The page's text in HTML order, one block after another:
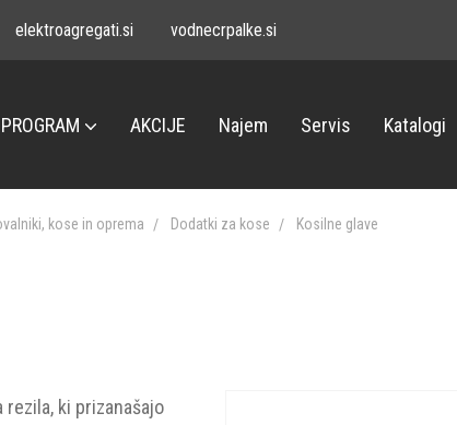
elektroagregati.si vodnecrpalke.si
AKCIJE Najem Servis Katalogi
kose in oprema Dodatki za kose Kosilne glave
ki prizanašajo